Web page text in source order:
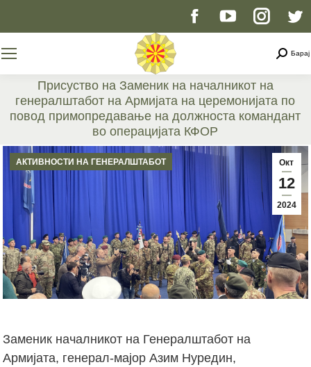
Facebook
opens
in
new
window
YouTube
opens
in
new
page
opens
in
new
window
Барај
Присуство на Заменик на началникот на
генералштабот на Армијата на церемонијата по
повод примопредавање на должноста командант
во операцијата КФОР
You are here:
Окт
12
2024
АКТИВНОСТИ НА ГЕНЕРАЛШТАБОТ
Заменик началникот на Генералштабот на
Армијата, генерал-мајор Азим Нуредин,